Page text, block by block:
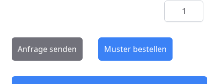
Menge
Anfrage senden Muster bestellen